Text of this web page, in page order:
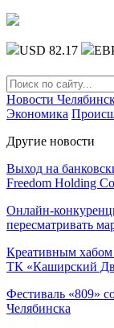
USD 82.17
Новости
Экономика
Другие новости
Выход на
Freedom Holding
Онлайн-
пересматривать
Креативным хабом
ТК «Каширский
Фестиваль «809»
Челябинска